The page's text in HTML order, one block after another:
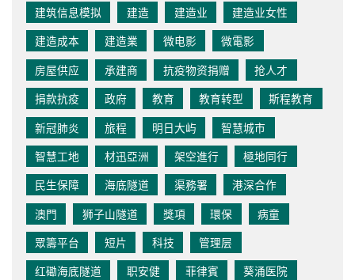
建筑信息模拟
建造 建造业
建造业女性
建造成本
建造業 微电影
微電影
房屋供应
承建商 抗疫物资捐赠
抢人才
捐款抗疫
政府 教育 教育转型
斯程教育
新冠肺炎
旅程 明日大屿
智慧城市
智慧工地
材迅亞洲 架空進行
極地同行
民生保障
海底隧道 渠務署
港深合作
澳門
狮子山隧道 獎項 環保
病童
眾籌平台
短片 科技
管理层
红磡海底隧道
职安健 菲律賓
葵涌医院